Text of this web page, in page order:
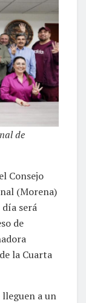
de
Consejo
(Morena)
será
de
la Cuarta
lleguen a un